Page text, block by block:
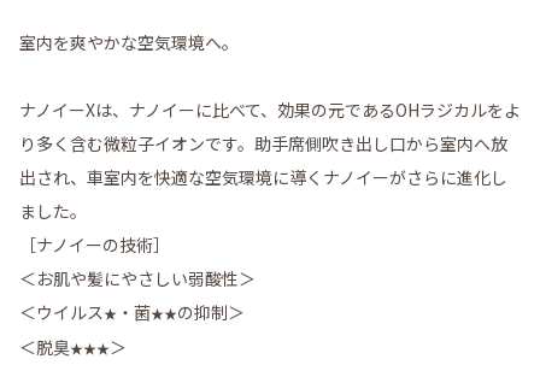
室内を爽やかな空気環境へ。
ナノイーXは、ナノイーに比べて、効果の元であるOHラジカルをよ
り多く含む微粒子イオンです。助手席側吹き出し口から室内へ放
出され、車室内を快適な空気環境に導くナノイーがさらに進化し
ました。
［ナノイーの技術］
＜お肌や髪にやさしい弱酸性＞
＜ウイルス★ ・菌★★の抑制＞
＜脱臭★★★＞